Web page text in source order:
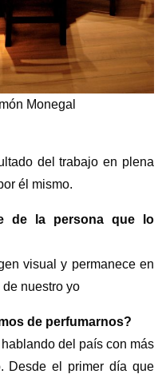
Monegal
del trabajo en plena
él mismo.
de la persona que lo
visual y permanece en
de nuestro yo
de perfumarnos?
del país con más
Desde el primer día que